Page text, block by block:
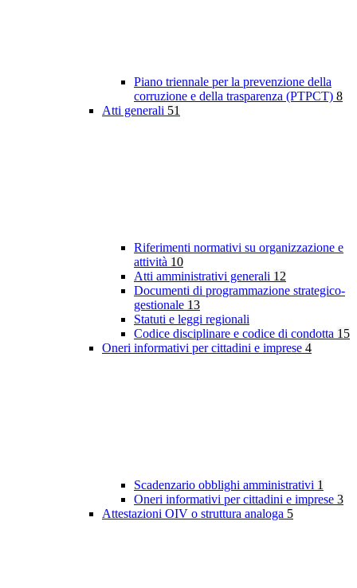
Piano triennale per la prevenzione della
corruzione e della trasparenza (PTPCT) 8
Atti generali 51
Riferimenti normativi su organizzazione e
attività 10
Atti amministrativi generali 12
Documenti di programmazione strategico-
gestionale 13
Statuti e leggi regionali
Codice disciplinare e codice di condotta 15
Oneri informativi per cittadini e imprese 4
Scadenzario obblighi amministrativi 1
Oneri informativi per cittadini e imprese 3
Attestazioni OIV o struttura analoga 5